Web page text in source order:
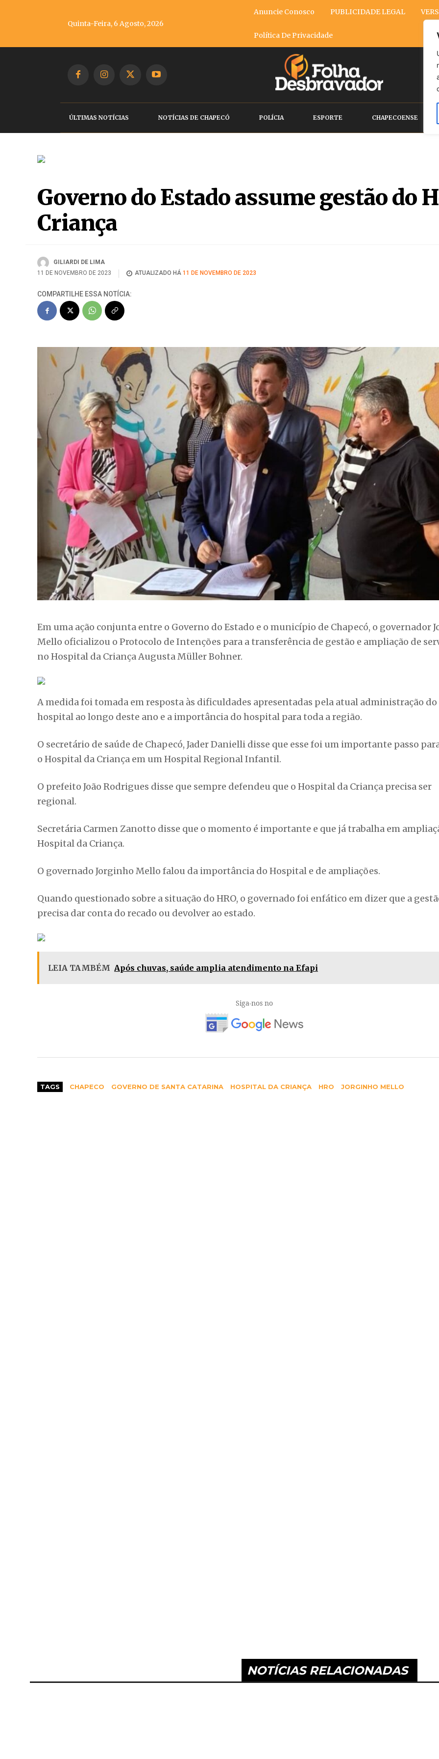
Quinta-Feira, 6 Agosto, 2026
Anuncie Conosco PUBLICIDADE LEGAL
Política De Privacidade
ÚLTIMAS NOTÍCIAS NOTÍCIAS DE CHAPECÓ POLÍCIA ESPORTE CHAPECOENSE
Governo do Estado assume gestão do
Criança
GILIARDI DE LIMA
11 DE NOVEMBRO DE 2023
ATUALIZADO HÁ 11 DE NOVEMBRO DE 2023
COMPARTILHE ESSA NOTÍCIA:
Em uma ação conjunta entre o Governo do Estado e o município de Chapecó, o governador
Mello oficializou o Protocolo de Intenções para a transferência de gestão e ampliação de
no Hospital da Criança Augusta Müller Bohner.
A medida foi tomada em resposta às dificuldades apresentadas pela atual administração do
hospital ao longo deste ano e a importância do hospital para toda a região.
O secretário de saúde de Chapecó, Jader Danielli disse que esse foi um importante passo
o Hospital da Criança em um Hospital Regional Infantil.
O prefeito João Rodrigues disse que sempre defendeu que o Hospital da Criança precisa ser
regional.
Secretária Carmen Zanotto disse que o momento é importante e que já trabalha em
Hospital da Criança.
O governado Jorginho Mello falou da importância do Hospital e de ampliações.
Quando questionado sobre a situação do HRO, o governado foi enfático em dizer que a
precisa dar conta do recado ou devolver ao estado.
LEIA TAMBÉM Após chuvas, saúde amplia atendimento na Efapi
Siga-nos no
TAGS CHAPECO GOVERNO DE SANTA CATARINA HOSPITAL DA CRIANÇA HRO JORGINHO MELLO
NOTÍCIAS RELACIONADAS